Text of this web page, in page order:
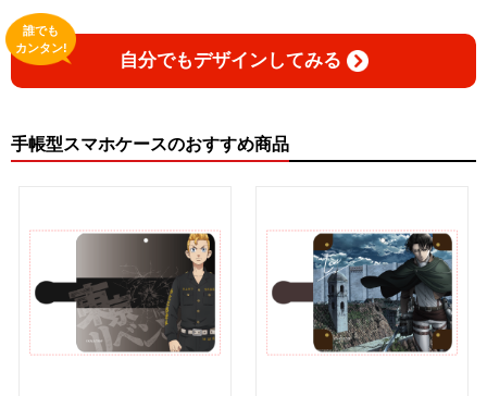
自分でもデザインしてみる
誰でも
カンタン!
手帳型スマホケースのおすすめ商品